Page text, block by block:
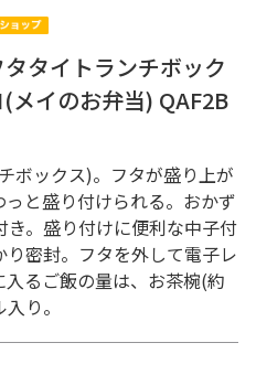
タイトランチボック
メイのお弁当) QAF2B
ボックス)。フタが盛り上が
と盛り付けられる。おかず
。盛り付けに便利な中子付
密封。フタを外して電子レ
るご飯の量は、お茶椀(約
り。